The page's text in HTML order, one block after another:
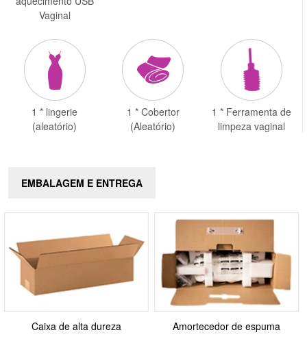
Vaginal
1 * lingerie
(aleatório)
1 * Cobertor
(Aleatório)
1 * Ferramenta de
limpeza vaginal
EMBALAGEM E ENTREGA
Caixa de alta dureza
Amortecedor de espuma